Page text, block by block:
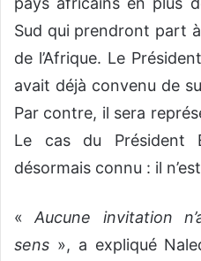
Sud qui prendront part
de l’Afrique. Le
avait déjà convenu de
Par contre, il sera
Le cas du Président
désormais connu : il
«Aucune invitation
sens », a expliqué